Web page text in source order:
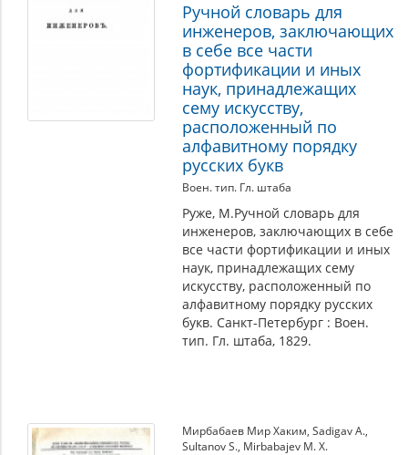
Ручной словарь для
инженеров, заключающих
в себе все части
фортификации и иных
наук, принадлежащих
сему искусству,
расположенный по
алфавитному порядку
русских букв
Воен. тип. Гл. штаба
Руже, М.Ручной словарь для
инженеров, заключающих в себе
все части фортификации и иных
наук, принадлежащих сему
искусству, расположенный по
алфавитному порядку русских
букв. Санкт-Петербург : Воен.
тип. Гл. штаба, 1829.
Мирбабаев Мир Хаким, Sadigav A.,
Sultanov S., Mirbabajev M. X.